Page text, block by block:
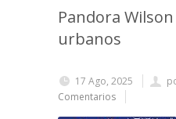
Pandora
urbanos
17 Ago, 2025
Comentarios